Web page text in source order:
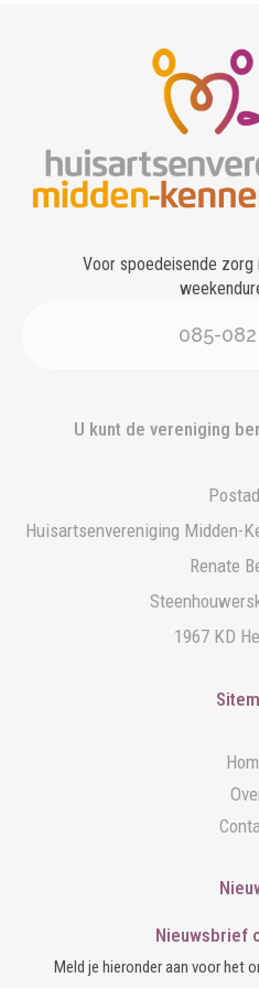
Voor spoedeisende zorg
085-
U kunt de vereniging
Huisartsenvereniging Midden-
Renate
1967 KD
Nieuwsbrief
Meld je hieronder aan voor het